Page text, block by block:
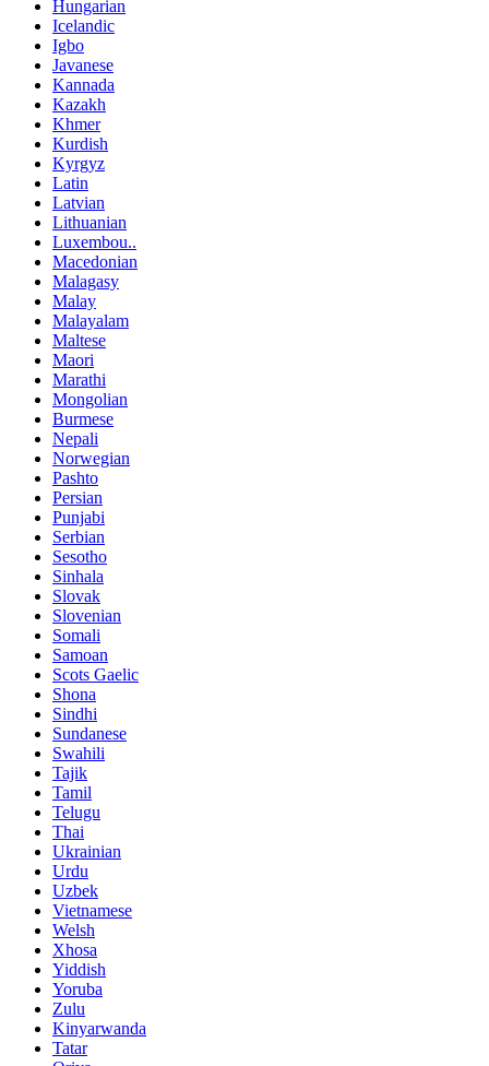
Hungarian
Icelandic
Igbo
Javanese
Kannada
Kazakh
Khmer
Kurdish
Kyrgyz
Latin
Latvian
Lithuanian
Luxembou..
Macedonian
Malagasy
Malay
Malayalam
Maltese
Maori
Marathi
Mongolian
Burmese
Nepali
Norwegian
Pashto
Persian
Punjabi
Serbian
Sesotho
Sinhala
Slovak
Slovenian
Somali
Samoan
Scots Gaelic
Shona
Sindhi
Sundanese
Swahili
Tajik
Tamil
Telugu
Thai
Ukrainian
Urdu
Uzbek
Vietnamese
Welsh
Xhosa
Yiddish
Yoruba
Zulu
Kinyarwanda
Tatar